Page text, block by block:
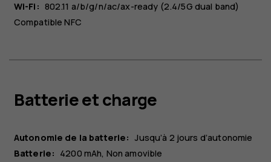
Wi-Fi: 802.11 a/b/g/n/ac/ax-ready (2.4/5G dual band)
Compatible NFC
Batterie et charge
Autonomie de la batterie: Jusqu’à 2 jours d’autonomie
Batterie: 4200 mAh Non amovible